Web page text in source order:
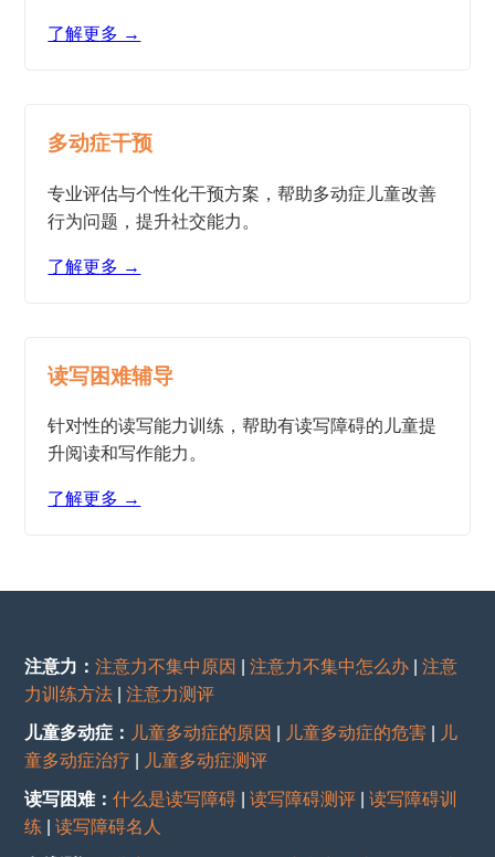
了解更多 →
多动症干预
专业评估与个性化干预方案，帮助多动症儿童改善
行为问题，提升社交能力。
了解更多 →
读写困难辅导
针对性的读写能力训练，帮助有读写障碍的儿童提
升阅读和写作能力。
了解更多 →
注意力：注意力不集中原因 |注意力不集中怎么办 |注意
力训练方法 |注意力测评
儿童多动症： 儿童多动症的原因 儿童多动症的危害
儿
童多动症治疗
儿童多动症测评
读写困难：什么是读写障碍 |读写障碍测评 |读写障碍训
练 |读写障碍名人